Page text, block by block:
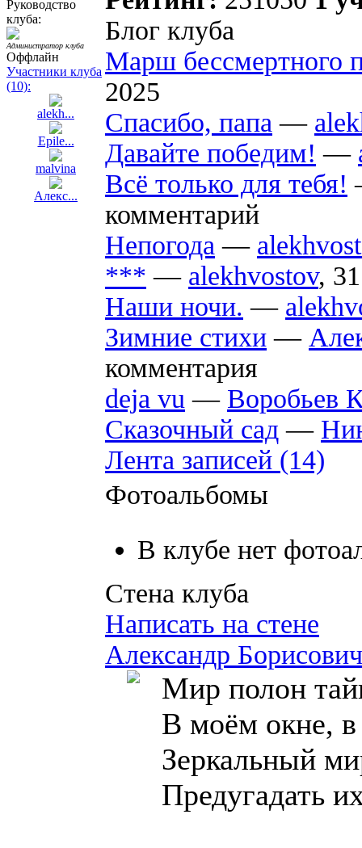
Руководство
клуба:
Администратор клуба
Оффлайн
Участники клуба
(10):
alekh...
Epile...
malvina
Алекс...
Блог клуба
Марш бессмертного
2025
Спасибо, папа —
Давайте победим! —
Всё только для тебя!
комментарий
Непогода —
*** — alekhvostov,
Наши ночи. —
Зимние стихи —
комментария
deja vu — Воробьев
Сказочный сад —
Лента записей (14)
Фотоальбомы
В клубе нет
Стена клуба
Написать на стене
Александр Борисович
Мир полон
В моём окне, в
Зеркальный
Предугадать